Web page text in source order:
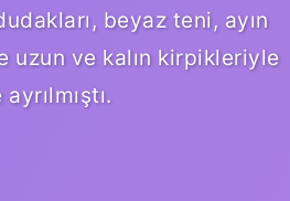
beyaz teni, ayın
uzun ve kalın kirpikleriyle